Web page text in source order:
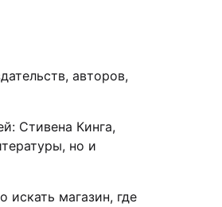
авторов,
Стивена Кинга,
но и
магазин, где